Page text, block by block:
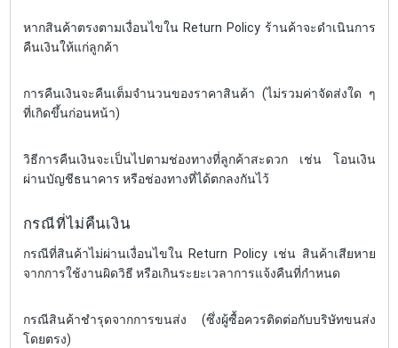
หากสินค้าตรงตามเงื่อนไขใน Return Policy ร้านค้าจะดำเนินการ
คืนเงินให้แก่ลูกค้า
การคืนเงินจะคืนเต็มจำนวนของราคาสินค้า (ไม่รวมค่าจัดส่งใด ๆ
ที่เกิดขึ้นก่อนหน้า)
วิธีการคืนเงินจะเป็นไปตามช่องทางที่ลูกค้าสะดวก เช่น โอนเงิน
ผ่านบัญชีธนาคาร หรือช่องทางที่ได้ตกลงกันไว้
กรณีที่ไม่คืนเงิน
กรณีที่สินค้าไม่ผ่านเงื่อนไขใน Return Policy เช่น สินค้าเสียหาย
จากการใช้งานผิดวิธี หรือเกินระยะเวลาการแจ้งคืนที่กำหนด
กรณีสินค้าชำรุดจากการขนส่ง (ซึ่งผู้ซื้อควรติดต่อกับบริษัทขนส่ง
โดยตรง)